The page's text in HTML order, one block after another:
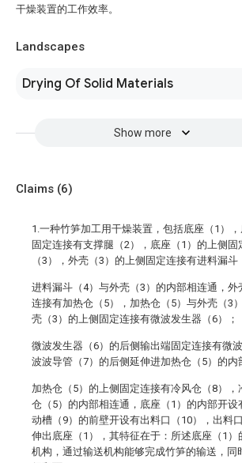
干燥装置的工作效率。
Landscapes
Drying Of Solid Materials
Show more
Claims (6)
1.一种竹笋加工用干燥装置，包括底座（1）
固定连接有支撑腿（2），底座（1）的上侧固
（3），外壳（3）的上侧固定连接有进料漏斗
进料漏斗（4）与外壳（3）的内部相连通，外
连接有加热仓（5），加热仓（5）与外壳（3
壳（3）的上侧固定连接有微波发生器（6）；
微波发生器（6）的后侧输出端固定连接有微
波波导管（7）的后侧延伸进加热仓（5）的内
加热仓（5）的上侧固定连接有冷风仓（8）
仓（5）的内部相连通，底座（1）的内部开设
动槽（9）的前壁开设有出料口（10），出料
伸出底座（1），其特征在于：所述底座（1）
机构，通过输送机构能够完成竹笋的输送，同